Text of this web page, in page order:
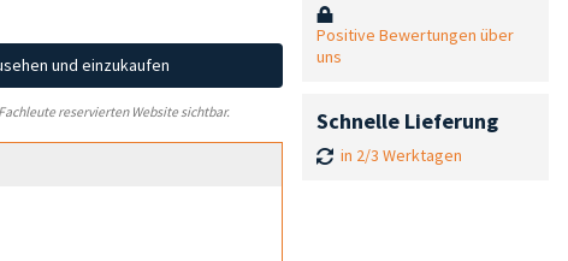
und einzukaufen
reservierten Website sichtbar.
Positive Bewertungen über
uns
Schnelle Lieferung
in 2/3 Werktagen